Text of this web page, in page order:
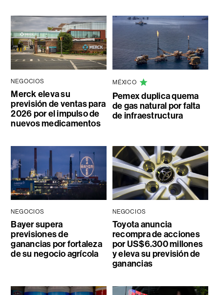
NEGOCIOS
Merck eleva su
previsión de ventas para
2026 por el impulso de
nuevos medicamentos
MÉXICO
Pemex duplica quema
de gas natural por falta
de infraestructura
NEGOCIOS
Bayer supera
previsiones de
ganancias por fortaleza
de su negocio agrícola
NEGOCIOS
Toyota anuncia
recompra de acciones
por US$6.300 millones
y eleva su previsión de
ganancias